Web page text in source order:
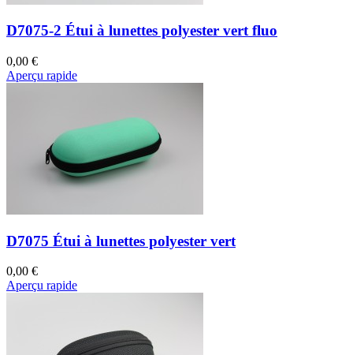
D7075-2 Étui à lunettes polyester vert fluo
0,00 €
Aperçu rapide
D7075 Étui à lunettes polyester vert
0,00 €
Aperçu rapide